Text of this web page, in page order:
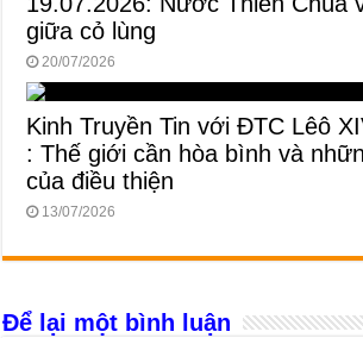
giữa cỏ lùng
20/07/2026
Kinh Truyền Tin với ĐTC Lêô
: Thế giới cần hòa bình và
của điều thiện
13/07/2026
Để lại một bình luận